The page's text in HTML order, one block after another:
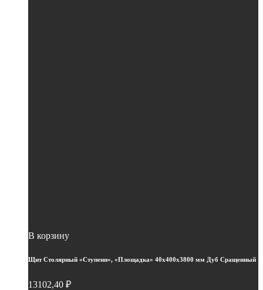
В корзину
Щит Столярный «Ступени», «Площадка» 40х400х3800 мм Дуб Сращенный
13102,40 ₽